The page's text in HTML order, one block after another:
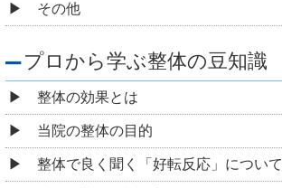
その他
プロから学ぶ整体の豆知識
整体の効果とは
当院の整体の目的
整体で良く聞く「好転反応」について